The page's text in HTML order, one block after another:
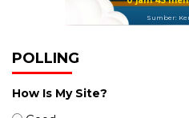
Sumber:
POLLING
How Is My Site?